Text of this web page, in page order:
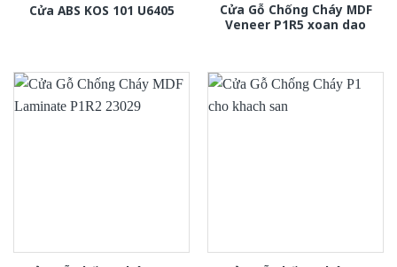
Cửa ABS KOS 101 U6405
Cửa Gỗ Chống Cháy MDF
Veneer P1R5 xoan dao